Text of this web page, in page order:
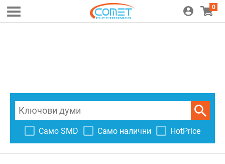
0
Само SMD Само налични HotPrice